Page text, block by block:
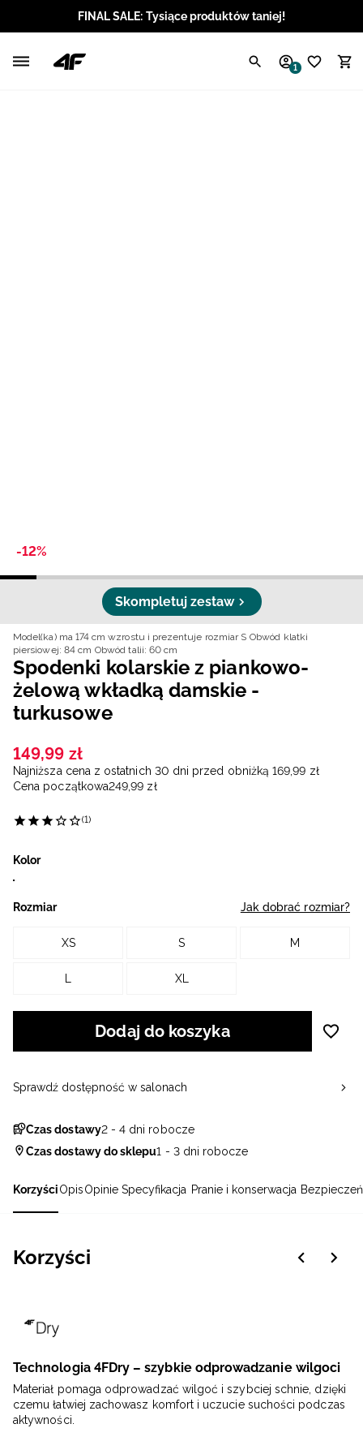
FINAL SALE: Tysiące produktów taniej!
1
-12%
Skompletuj zestaw
Model(ka) ma 174 cm wzrostu i prezentuje rozmiar S Obwód klatki
piersiowej: 84 cm Obwód talii: 60 cm
KorzyściOpisOpinie Specyfikacja Pranie i konserwacja
Korzyści
Technologia 4FDry – szybkie odprowadzanie wilgoci
Materiał pomaga odprowadzać wilgoć i szybciej schnie, dzięki
czemu łatwiej zachowasz komfort i uczucie suchości podczas
aktywności.
Spodenki kolarskie z piankowo-
żelową wkładką damskie -
turkusowe
149,99 zł
Najniższa cena z ostatnich 30 dni przed obniżką 169,99 zł
Cena początkowa249,99 zł
(1)
Kolor
Rozmiar Jak dobrać rozmiar?
XS S M
L XL
Dodaj do koszyka
Czas dostawy2 - 4 dni robocze
Czas dostawy do sklepu1 - 3 dni robocze
Sprawdź dostępność w salonach